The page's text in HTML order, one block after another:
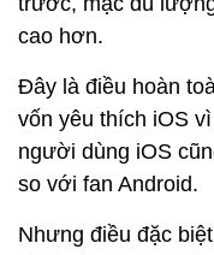
cao hơn.
Đây là điều hoàn
vốn yêu thích iOS
người dùng iOS
so với fan Android.
Nhưng điều đặc